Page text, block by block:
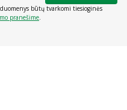
būtų tvarkomi tiesioginės
pranešime.